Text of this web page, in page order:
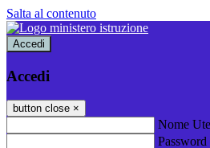
Salta al contenuto
Accedi
Accedi
button close ×
Nome
Password